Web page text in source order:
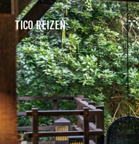
TICO REIZEN